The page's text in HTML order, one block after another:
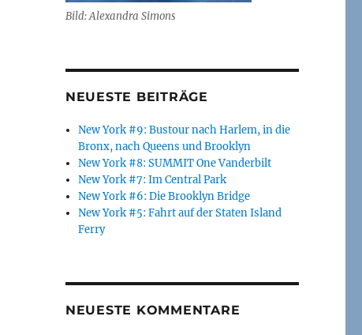
Bild: Alexandra Simons
NEUESTE BEITRÄGE
New York #9: Bustour nach Harlem, in die
Bronx, nach Queens und Brooklyn
New York #8: SUMMIT One Vanderbilt
New York #7: Im Central Park
New York #6: Die Brooklyn Bridge
New York #5: Fahrt auf der Staten Island
Ferry
NEUESTE KOMMENTARE